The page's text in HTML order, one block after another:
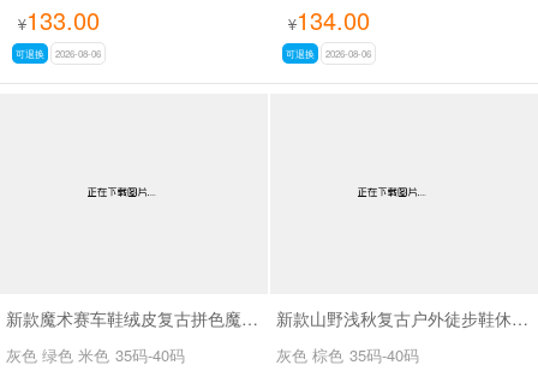
¥133.00
可退换 2026-08-06
¥134.00
可退换 2026-08-06
新款魔术赛车鞋绒皮复古拼色魔术贴德训休闲鞋SA8040
灰色 绿色 米色 35码-40码
新款山野浅秋复古户外徒步鞋休闲鞋SA37028
灰色 棕色 35码-40码